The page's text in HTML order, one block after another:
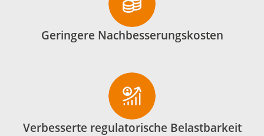
Geringere Nachbesserungskosten
Verbesserte regulatorische Belastbarkeit